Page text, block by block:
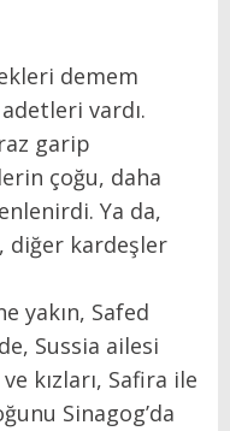
demem
adetleri vardı.
garip
çoğu, daha
Ya da,
diğer kardeşler
yakın, Safed
Sussia ailesi
kızları, Safira ile
Sinagog’da